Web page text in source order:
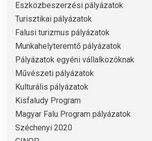
Eszközbeszerzési pályázatok
Turisztikai pályázatok
Falusi turizmus pályázatok
Munkahelyteremtő pályázatok
Pályázatok egyéni vállalkozóknak
Művészeti pályázatok
Kulturális pályázatok
Kisfaludy Program
Magyar Falu Program pályázatok
Széchenyi 2020